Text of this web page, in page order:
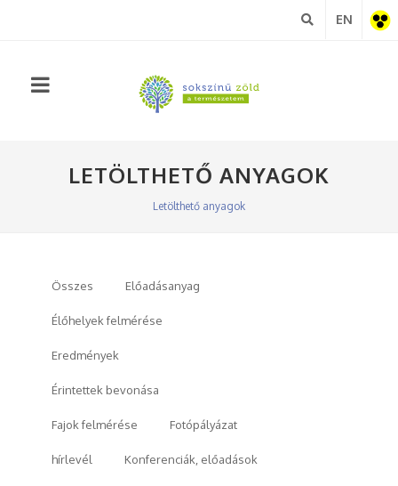
EN
LETÖLTHETŐ ANYAGOK
Letölthető anyagok
Összes Előadásanyag
Élőhelyek felmérése
Eredmények
Érintettek bevonása
Fajok felmérése Fotópályázat
hírlevél Konferenciák, előadások